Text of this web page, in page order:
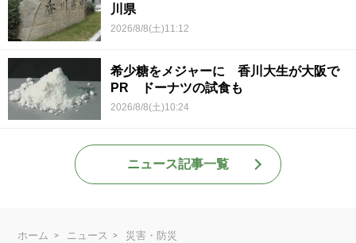
川県
2026/8/8(土)11:12
希少糖をメジャーに 香川大生が大阪で
PR ドーナツの試食も
2026/8/8(土)10:24
ニュース記事一覧
ホーム ニュース
災害・防災